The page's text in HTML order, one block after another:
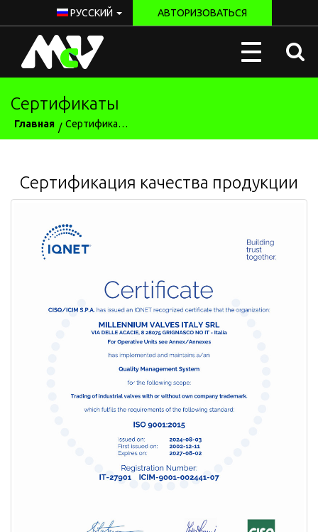
РУССКИЙ АВТОРИЗОВАТЬСЯ
Toggle
navigation
Сертификаты
Главная Сертификаты
Сертификация качества продукции